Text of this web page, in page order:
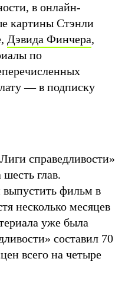
в онлайн-
картины Стэнли
Дэвида Финчера,
по
— в подписку
справедливости»
глав.
выпустить фильм в
несколько месяцев
уже была
составил 70
всего на четыре